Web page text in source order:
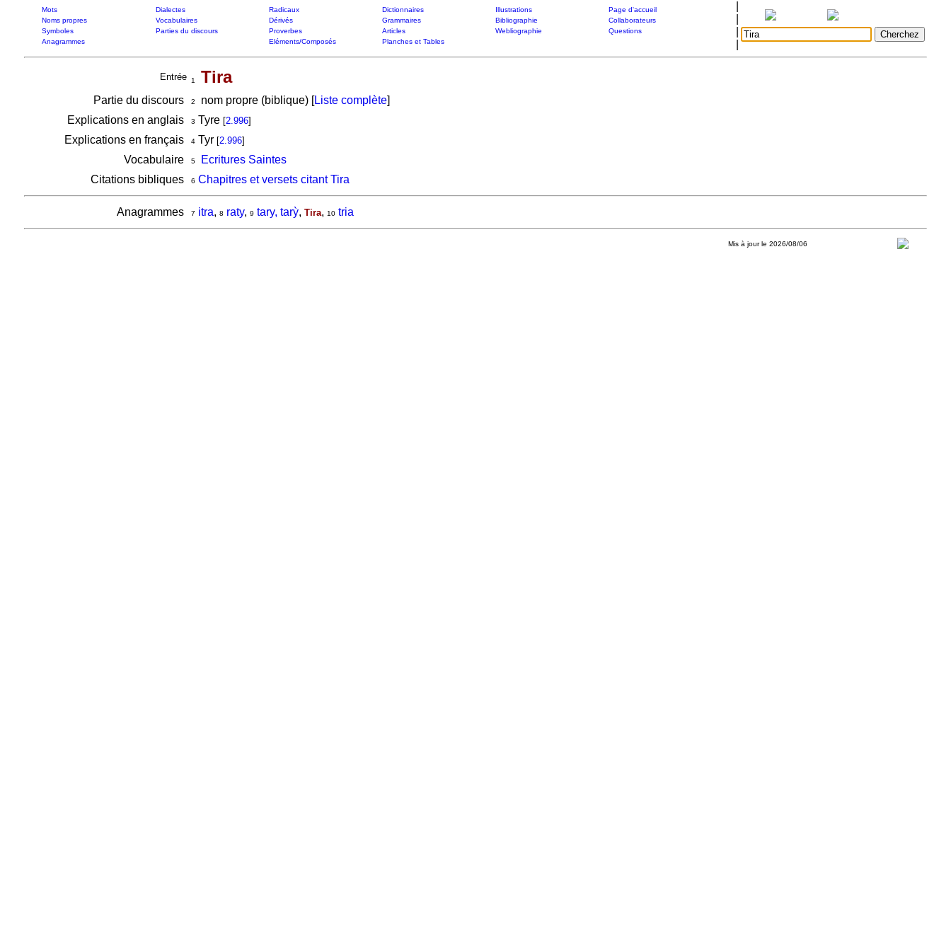
Mots Dialectes Radicaux Dictionnaires Illustrations
Page d'accueil
Noms propres
Vocabulaires Dérivés Grammaires Bibliographie
Collaborateurs
Symboles
Parties du discours Proverbes Articles Webliographie
Questions
Anagrammes
Eléments/Composés Planches et Tables
Entrée 1 Tira
Partie du discours 2 nom propre (biblique) [Liste complète]
Explications en anglais
3 Tyre [2.996]
Explications en français 4Tyr [2.996]
Vocabulaire 5
Ecritures Saintes
Citations bibliques
6 Chapitres et versets citant Tira
Anagrammes 7 itra, 8 raty, 9 tary, tarỳ, Tira, 10 tria
Mis à jour le 2026/08/06